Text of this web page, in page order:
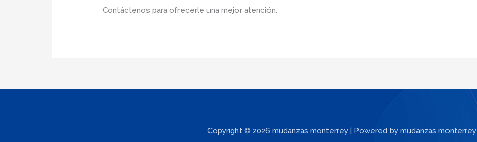
Contáctenos para ofrecerle una mejor atención.
Copyright © 2026 mudanzas monterrey | Powered by mudanzas monterrey